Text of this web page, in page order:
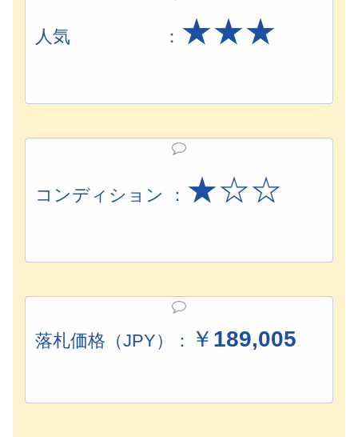
人気 ： ★★★
コンディション ： ★☆☆
落札価格（JPY）： ￥ 189,005